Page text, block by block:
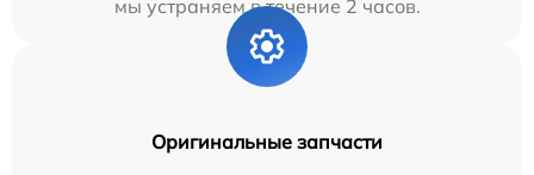
мы устраняем в течение 2 часов.
Оригинальные запчасти